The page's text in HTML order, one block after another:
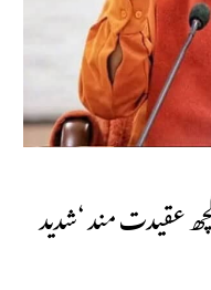
عقیدت مند ‘شدید